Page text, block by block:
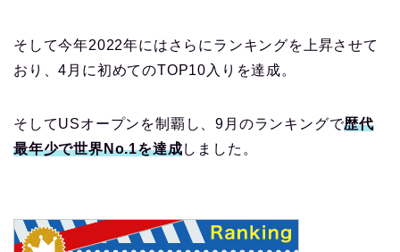
そして今年2022年にはさらにランキングを上昇させて
おり、4月に初めてのTOP10入りを達成。
そしてUSオープンを制覇し、9月のランキングで歴代
最年少で世界No.1を達成しました。